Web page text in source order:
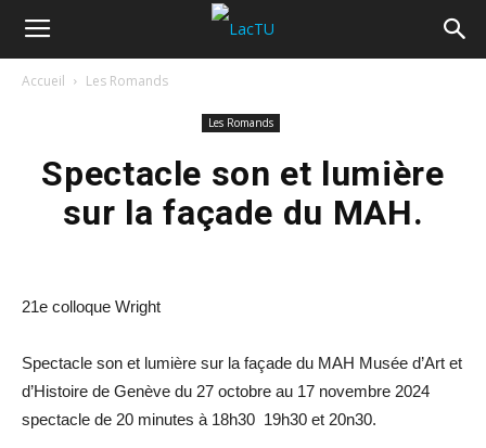
Accueil Les Romands
Les Romands
Spectacle son et lumière
sur la façade du MAH.
21e colloque Wright
Spectacle son et lumière sur la façade du MAH Musée d’Art et
d’Histoire de Genève du 27 octobre au 17 novembre 2024
spectacle de 20 minutes à 18h30 19h30 et 20n30.